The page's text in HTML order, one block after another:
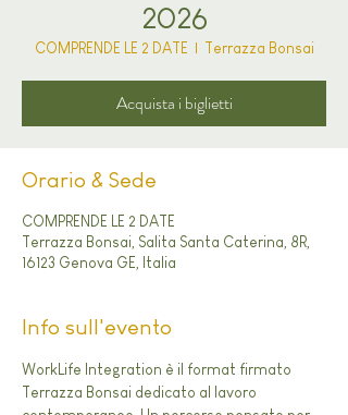
2026
COMPRENDE LE 2 DATE
  |
Terrazza Bonsai
Acquista i biglietti
Orario & Sede
COMPRENDE LE 2 DATE
Terrazza Bonsai, Salita Santa Caterina, 8R,
16123 Genova GE, Italia
Info sull'evento
WorkLife Integration è il format firmato
Terrazza Bonsai dedicato al lavoro